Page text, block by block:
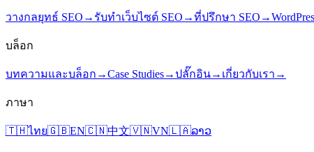
วางกลยุทธ์ SEO → รับทำเว็บไซต์ SEO →ที่ปรึกษา SEO →
บล็อก
บทความและบล็อก →Case Studies→ปลั๊กอิน→ เกี่ยวกับเรา →
ภาษา
🇹🇭ไทย🇬🇧EN🇨🇳中文🇻🇳VN🇱🇦ລາວ